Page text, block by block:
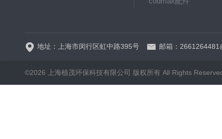
地址：上海市闵行区虹中路395号 邮箱：
©2026 上海植茂环保科技有限公司 版权所有 All Rights